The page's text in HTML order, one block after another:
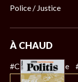
Police / Justice
À CHAUD
#Climat #Police